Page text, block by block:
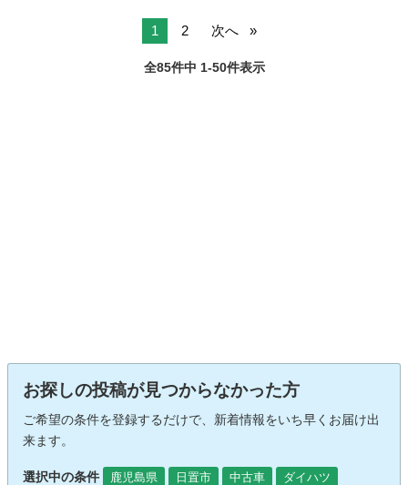
1 2 次へ
全85件中 1-50件表示
お探しの投稿が見つからなかった方
ご希望の条件を登録するだけで、新着情報をいち早くお届け出
来ます。
選択中の条件 鹿児島県 日置市 中古車 ダイハツ